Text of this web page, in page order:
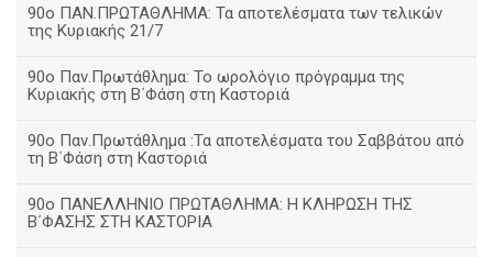
90ο ΠΑΝ.ΠΡΩΤΑΘΛΗΜΑ: Τα αποτελέσματα των τελικών
της Κυριακής 21/7
90ο Παν.Πρωτάθλημα: Το ωρολόγιο πρόγραμμα της
Κυριακής στη Β΄Φάση στη Καστοριά
90ο Παν.Πρωτάθλημα :Τα αποτελέσματα του Σαββάτου από
τη Β΄Φάση στη Καστοριά
90ο ΠΑΝΕΛΛΗΝΙΟ ΠΡΩΤΑΘΛΗΜΑ: Η ΚΛΗΡΩΣΗ ΤΗΣ
Β΄ΦΑΣΗΣ ΣΤΗ ΚΑΣΤΟΡΙΑ